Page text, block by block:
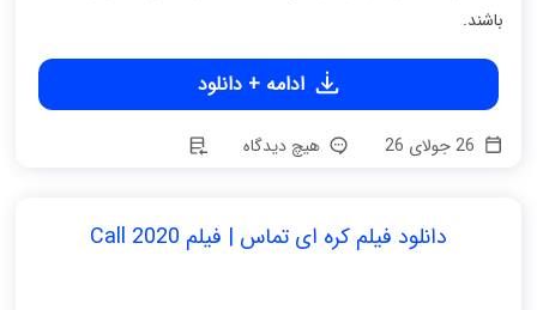
باشند.
ادامه + دانلود
هیچ دیدگاه
دانلود فیلم کره ای تماس | فیلم Call 2020